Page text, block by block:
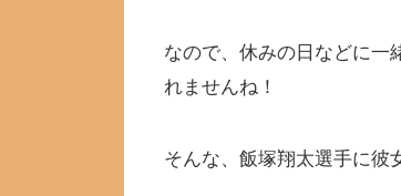
なので、休みの日などに一
れませんね！
そんな、飯塚翔太選手に彼